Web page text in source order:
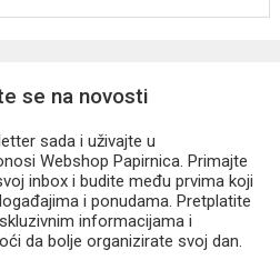
se na novosti
sada i uživajte u
Webshop Papirnica. Primajte
inbox i budite među prvima koji
i ponudama. Pretplatite
informacijama i
da bolje organizirate svoj dan.